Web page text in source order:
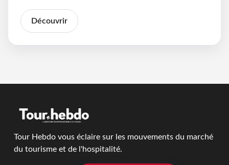
Découvrir
Tour Hebdo vous éclaire sur les mouvements du marché
du tourisme et de l'hospitalité.